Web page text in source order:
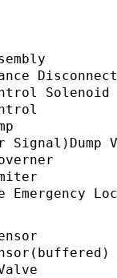
Solenoid
Valve